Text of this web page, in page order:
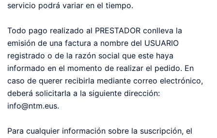
servicio podrá variar en el tiempo.
Todo pago realizado al PRESTADOR conlleva la
emisión de una factura a nombre del USUARIO
registrado o de la razón social que este haya
informado en el momento de realizar el pedido. En
caso de querer recibirla mediante correo electrónico,
deberá solicitarla a la siguiente dirección:
info@ntm.eus.
Para cualquier información sobre la suscripción, el